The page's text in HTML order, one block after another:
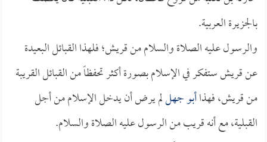
بالجزيرة العربية.
والرسول عليه الصلاة والسلام من قريش؛ فلهذا القبائل البعيدة
عن قريش ستفكر في الإسلام بصورة أكثر تحفظاً من القبائل القريبة
من قريش، فهذاأبو جهللم يرض أن يدخل الإسلام من أجل
القبلية، مع أنه قريب من الرسول عليه الصلاة والسلام.